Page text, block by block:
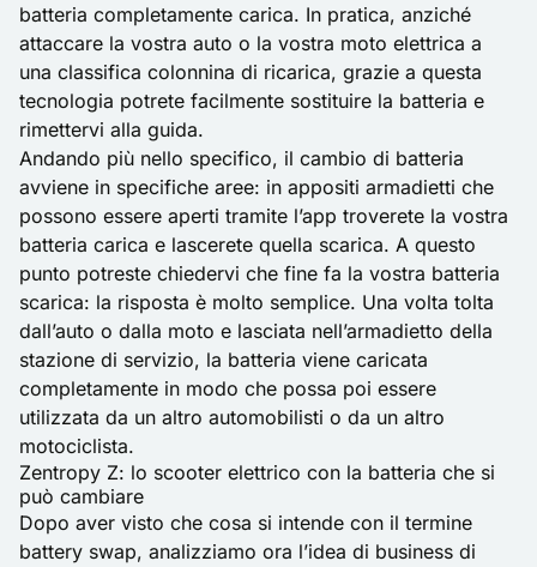
batteria completamente carica. In pratica, anziché
attaccare la vostra auto o la vostra moto elettrica a
una classifica colonnina di ricarica, grazie a questa
tecnologia potrete facilmente sostituire la batteria e
rimettervi alla guida.
Andando più nello specifico, il cambio di batteria
avviene in specifiche aree: in appositi armadietti che
possono essere aperti tramite l’app troverete la vostra
batteria carica e lascerete quella scarica. A questo
punto potreste chiedervi che fine fa la vostra batteria
scarica: la risposta è molto semplice. Una volta tolta
dall’auto o dalla moto e lasciata nell’armadietto della
stazione di servizio, la batteria viene caricata
completamente in modo che possa poi essere
utilizzata da un altro automobilisti o da un altro
motociclista.
Zentropy Z: lo scooter elettrico con la batteria che si
può cambiare
Dopo aver visto che cosa si intende con il termine
battery swap, analizziamo ora l’idea di business di